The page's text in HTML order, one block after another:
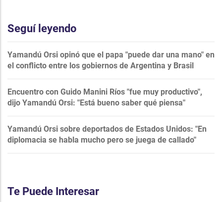
Seguí leyendo
Yamandú Orsi opinó que el papa "puede dar una mano" en
el conflicto entre los gobiernos de Argentina y Brasil
Encuentro con Guido Manini Ríos "fue muy productivo",
dijo Yamandú Orsi: "Está bueno saber qué piensa"
Yamandú Orsi sobre deportados de Estados Unidos: "En
diplomacia se habla mucho pero se juega de callado"
Te Puede Interesar